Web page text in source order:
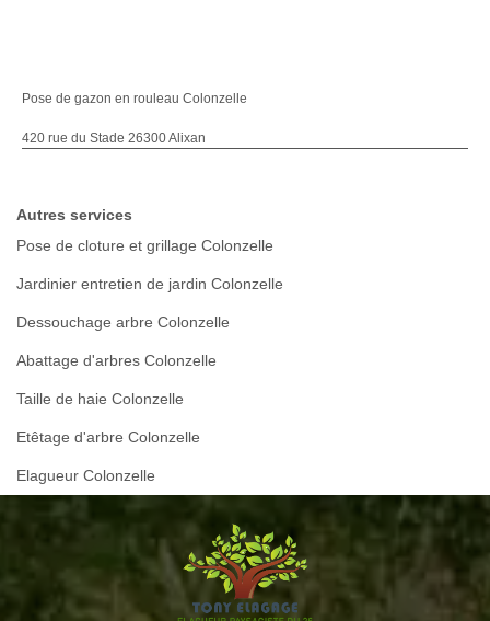
Pose de gazon en rouleau Colonzelle
420 rue du Stade 26300 Alixan
Autres services
Pose de cloture et grillage Colonzelle
Jardinier entretien de jardin Colonzelle
Dessouchage arbre Colonzelle
Abattage d'arbres Colonzelle
Taille de haie Colonzelle
Etêtage d'arbre Colonzelle
Elagueur Colonzelle